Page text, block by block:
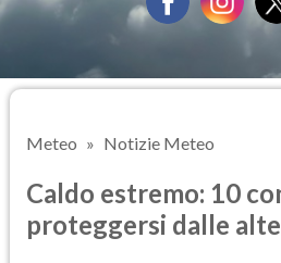
Meteo Notizie Meteo
Caldo estremo: 10
proteggersi dalle